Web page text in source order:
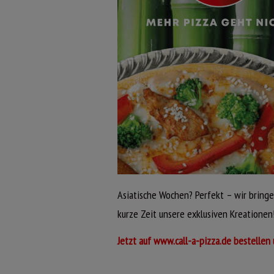
Asiatische Wochen? Perfekt – wir
kurze Zeit unsere exklusiven Kreationen!
Jetzt auf www.call-a-pizza.de bestellen